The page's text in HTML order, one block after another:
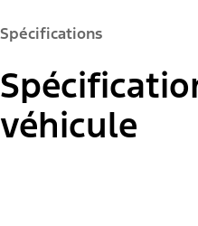
Spécifications
véhicule